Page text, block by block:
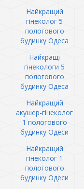
Найкращий
гінеколог 5
пологового
будинку Одеса
Найкращі
гінекологи 5
пологового
будинку Одеса
Найкращий
акушер-гінеколог
1 пологового
будинку Одеси
Найкращий
гінеколог 1
пологового
будинку Одеси